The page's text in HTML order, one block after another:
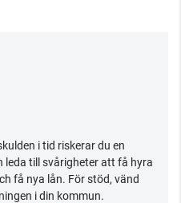
i tid riskerar du en
leda till svårigheter att få hyra
få nya lån. För stöd, vänd
i din kommun.